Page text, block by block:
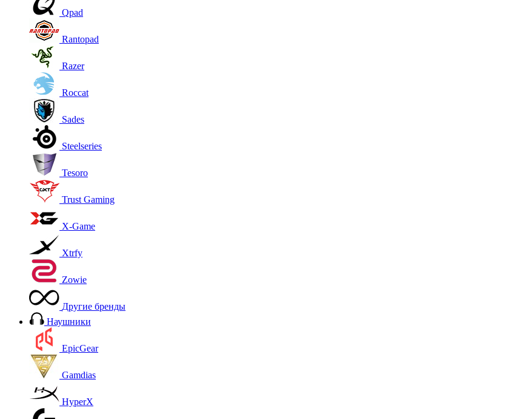
Qpad
Rantopad
Razer
Roccat
Sades
Steelseries
Tesoro
Trust Gaming
X-Game
Xtrfy
Zowie
Другие бренды
Наушники
EpicGear
Gamdias
HyperX